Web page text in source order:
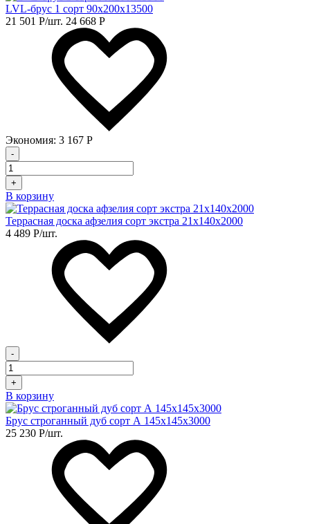
LVL-брус 1 сорт 90х200х13500
21 501 Р/шт. 24 668 Р
Экономия: 3 167 Р
-
+
В корзину
Террасная доска афзелия сорт экстра 21х140х2000
4 489 Р/шт.
-
+
В корзину
Брус строганный дуб сорт А 145х145х3000
25 230 Р/шт.